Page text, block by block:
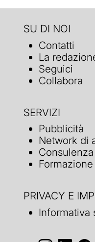
SU DI NOI
Contatti
La
Seguici
Collabora
SERVIZI
Pubblicità
Network di
PRIVACY E
Informativa